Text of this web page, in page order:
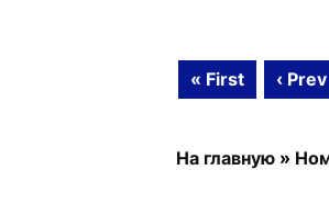
« First ‹ Prev
На главную »